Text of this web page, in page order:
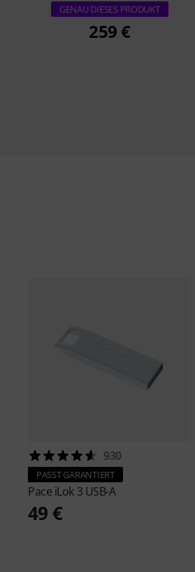
GENAU DIESES PRODUKT
259 €
930
PASST GARANTIERT
Pace iLok 3 USB-A
49 €